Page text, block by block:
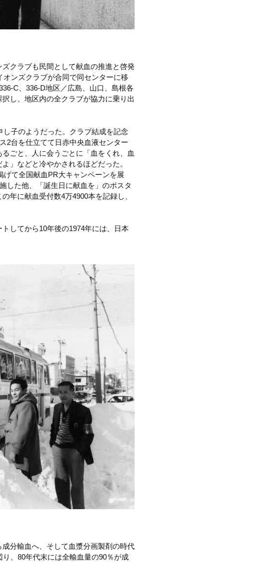
クラブも民間として献血の推進と啓発
ンズクラブが合同で同センターに移
C、336-D地区／広島、山口、島根各
し、地区内の全クラブが協力に乗り出
子のようだった。クラブ結成を記念
2台を仕立てて日赤中央血液センター
ごと、人に会うごとに「血をくれ、血
」などと冷やかされるほどだった。
て全国献血PR大キャンペーンを展
した他、「誕生日に献血を」のポスタ
年に献血受付数4万4900本を記録し、
してから10年後の1974年には、日本
分輸血へ、そして血漿分画製剤の時代
、80年代末には全輸血量の90％が成